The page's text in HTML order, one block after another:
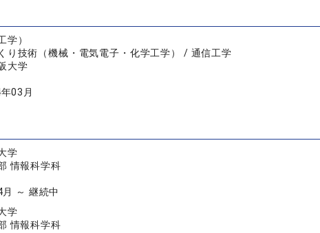
学）
り技術（機械・電気電子・化学工学） / 通信工学
大学
03月
学
情報科学科
～ 継続中
学
情報科学科